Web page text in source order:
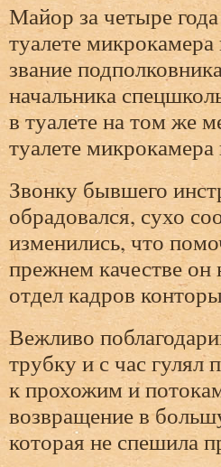
Майор за четыре
туалете микрокамера
звание
начальника
в туалете на том же
туалете
Звонку бывшего
обрадовался, сухо
изменились, что
прежнем качестве он
отдел кадров
Вежливо
трубку и с час гулял
к прохожим и
возвращение в
которая не спешила